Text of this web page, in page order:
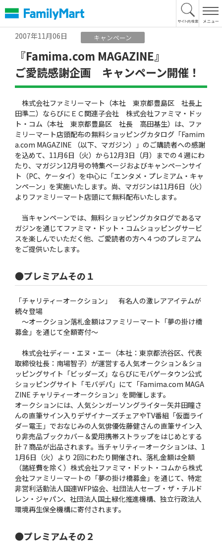
文
へ
2007年11月06日
キャンペーン
『Famima.com MAGAZINE』
ご愛読感謝企画 キャンペーン開催！
株式会社ファミリーマート（本社 東京都豊島区 社長上
田準二）ならびにＥＣ関連子会社 株式会社ファミマ・ドッ
ト・コム（本社 東京都豊島区 社長 高田基生）は、ファ
ミリーマート店頭配布の無料ショッピングカタログ「Famim
a.com MAGAZINE （以下、マガジン）」のご購読者への感謝
を込めて、11月6日（火）から12月3日（月）までの４週にわ
たり、マガジン12月号の特集ページおよびキャンペーンサイ
ト（PC、ケータイ）を中心に「エンタメ・プレミアム・キャ
ンペーン」を実施いたします。尚、マガジンは11月6日（火）
よりファミリーマート店頭にて無料配布いたします。
当キャンペーンでは、無料ショッピングカタログであるマ
ガジンを通じてファミマ・ドット・コムショッピングサービ
スを楽しんでいただく他、ご愛読者の方へ４つのプレミアム
をご提供いたします。
●プレミアムその１
「チャリティーオークション」 有名人の激レアアイテムが
続々登場
〜オークション落札金額はファミリーマート「夢の掛け橋
募金」を通じて全額寄付〜
株式会社ディー・エヌ・エー（本社：東京都渋谷区、代表
取締役社長：南場智子）が運営する人気オークション＆ショ
ッピングサイト「ビッダーズ」ならびにモバゲータウン公式
ショッピングサイト「モバデパ」にて「Famima.com MAGA
ZINE チャリティーオークション」を開催します。
オークションには、人気シンガーソングライター矢井田瞳さ
んの直筆サイン入りデザイナーズチェアやTV番組「仮面ライ
ダー電王」でおなじみの人気俳優佐藤健さんの直筆サイン入
り非売品ブックカバー＆愛用携帯ストラップをはじめとする
計７商品が出品されます。当チャリティーオークションは、1
1月6日（火）より 2回にわたり開催され、落札金額は全額
（諸経費を除く）株式会社ファミマ・ドット・コムから株式
会社ファミリーマートの「夢の掛け橋募金」を通じて、特定
非営利活動法人国連WFP協会、社団法人セーブ・ザ・チルド
レン・ジャパン、社団法人国土緑化推進機構、独立行政法人
環境再生保全機構に寄付されます。
●プレミアムその２